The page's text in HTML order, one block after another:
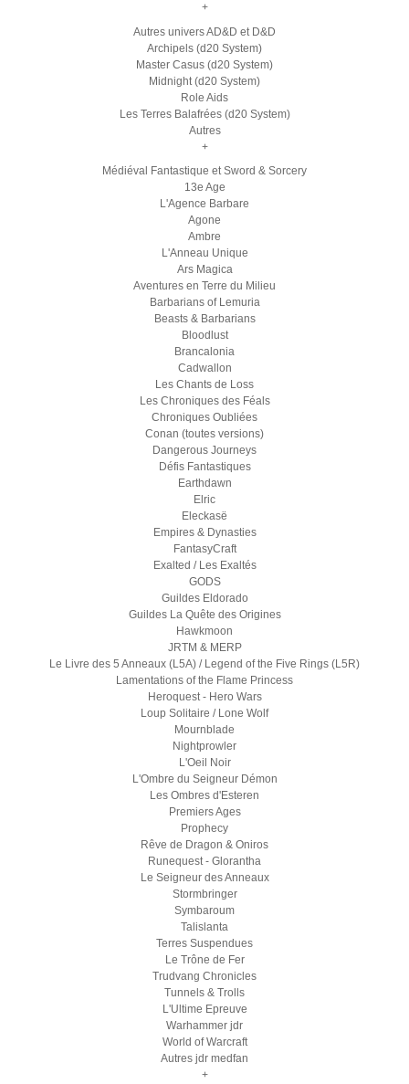
+
Autres univers AD&D et D&D
Archipels (d20 System)
Master Casus (d20 System)
Midnight (d20 System)
Role Aids
Les Terres Balafrées (d20 System)
Autres
+
Médiéval Fantastique et Sword & Sorcery
13e Age
L'Agence Barbare
Agone
Ambre
L'Anneau Unique
Ars Magica
Aventures en Terre du Milieu
Barbarians of Lemuria
Beasts & Barbarians
Bloodlust
Brancalonia
Cadwallon
Les Chants de Loss
Les Chroniques des Féals
Chroniques Oubliées
Conan (toutes versions)
Dangerous Journeys
Défis Fantastiques
Earthdawn
Elric
Eleckasë
Empires & Dynasties
FantasyCraft
Exalted / Les Exaltés
GODS
Guildes Eldorado
Guildes La Quête des Origines
Hawkmoon
JRTM & MERP
Le Livre des 5 Anneaux (L5A) / Legend of the Five Rings (L5R)
Lamentations of the Flame Princess
Heroquest - Hero Wars
Loup Solitaire / Lone Wolf
Mournblade
Nightprowler
L'Oeil Noir
L'Ombre du Seigneur Démon
Les Ombres d'Esteren
Premiers Ages
Prophecy
Rêve de Dragon & Oniros
Runequest - Glorantha
Le Seigneur des Anneaux
Stormbringer
Symbaroum
Talislanta
Terres Suspendues
Le Trône de Fer
Trudvang Chronicles
Tunnels & Trolls
L'Ultime Epreuve
Warhammer jdr
World of Warcraft
Autres jdr medfan
+